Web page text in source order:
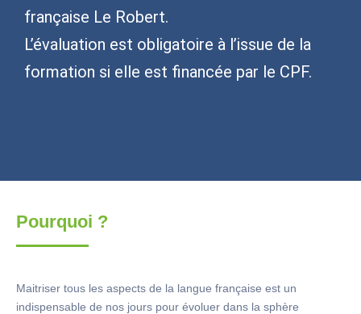
française Le Robert.
L’évaluation est obligatoire à l’issue de la
formation si elle est financée par le CPF.
Pourquoi ?
Maitriser tous les aspects de la langue française est un
indispensable de nos jours pour évoluer dans la sphère